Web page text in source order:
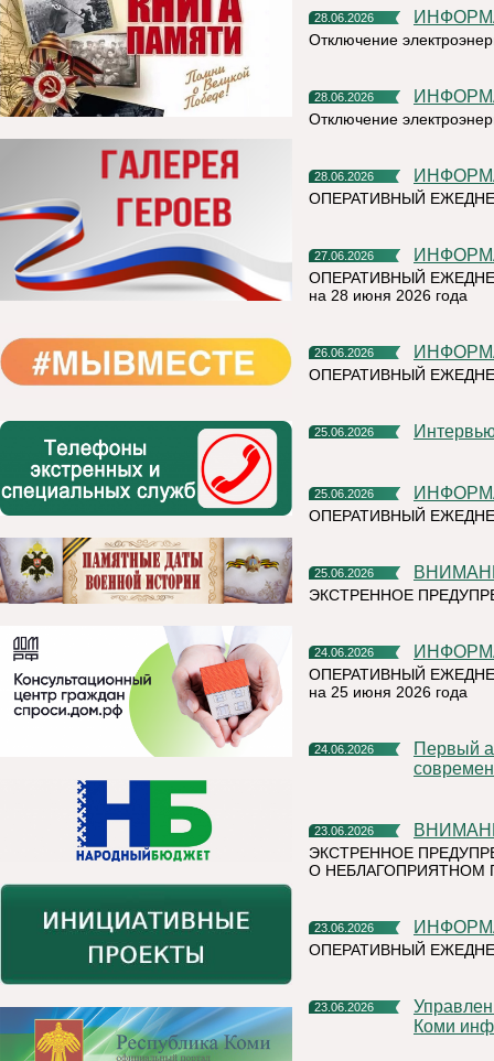
28.06.2026
Отключение
28.06.2026
Отключение
28.06.2026
ОПЕРАТИВНЫЙ
27.06.2026
ОПЕРАТИВНЫЙ
на 28 июня 2026 года
26.06.2026
ОПЕРАТИВНЫЙ
25.06.2026
25.06.2026
ОПЕРАТИВНЫЙ
25.06.2026
ЭКСТРЕННОЕ
24.06.2026
ОПЕРАТИВНЫЙ
на 25 июня 2026 года
24.06.2026
Первый алюминиевый завод РУСАЛа полностью перешел на
23.06.2026
ЭКСТРЕННОЕ
О НЕБЛАГОПРИЯТНОМ
23.06.2026
ОПЕРАТИВНЫЙ
23.06.2026
Управление Федеральной налоговой службы по Республике
Коми